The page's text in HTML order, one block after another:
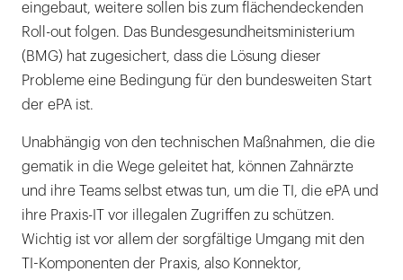
eingebaut, weitere sollen bis zum flächendeckenden
Roll-out folgen. Das Bundesgesundheitsministerium
(BMG) hat zugesichert, dass die Lösung dieser
Probleme eine Bedingung für den bundesweiten Start
der ePA ist.
Unabhängig von den technischen Maßnahmen, die die
gematik in die Wege geleitet hat, können Zahnärzte
und ihre Teams selbst etwas tun, um die TI, die ePA und
ihre Praxis-IT vor illegalen Zugriffen zu schützen.
Wichtig ist vor allem der sorgfältige Umgang mit den
TI-Komponenten der Praxis, also Konnektor,